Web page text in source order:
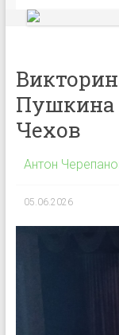
городского
округа
Чехов
Пушкина
Чехов
Антон
05.06.2026